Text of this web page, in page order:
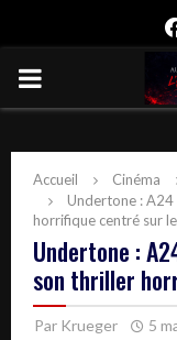
PRIMARY
Accueil Cinéma
Undertone :
horrifique centré sur
Undertone :
son thriller
Par Krueger 5